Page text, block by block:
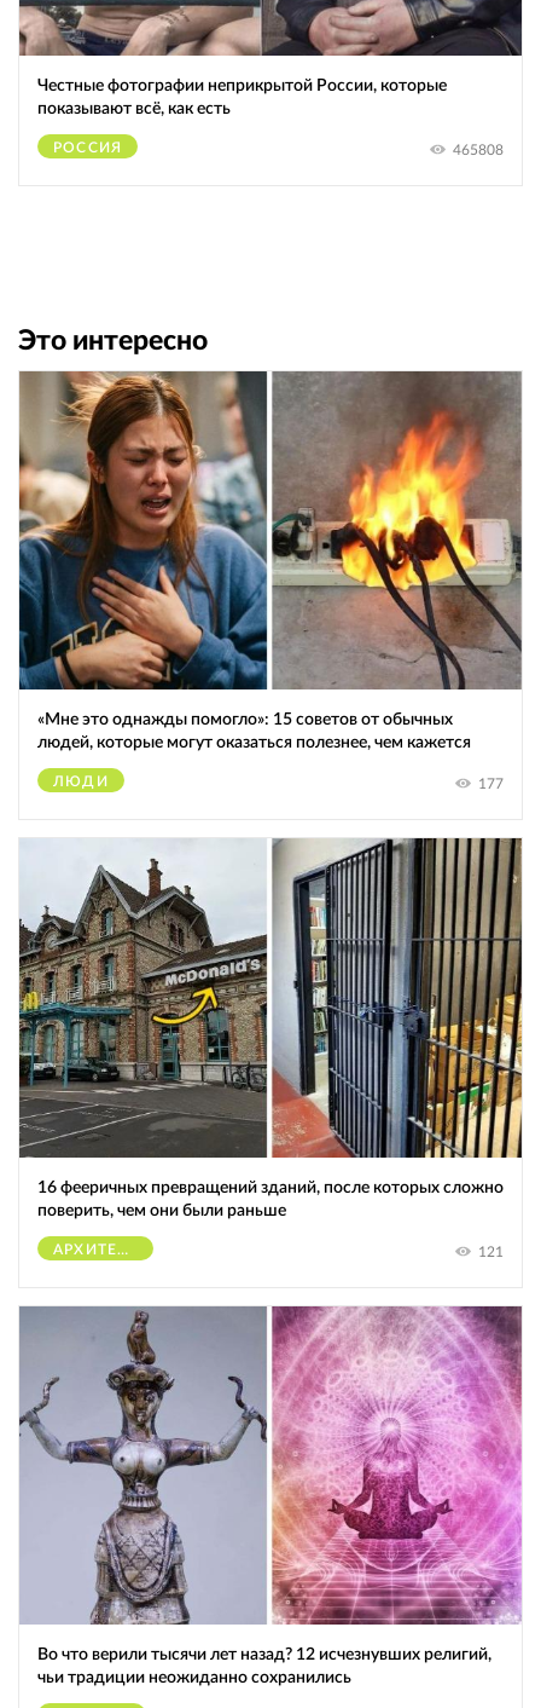
Честные фотографии неприкрытой России, которые
показывают всё, как есть
РОССИЯ 465808
Это интересно
«Мне это однажды помогло»: 15 советов от обычных
людей, которые могут оказаться полезнее, чем кажется
ЛЮДИ 177
16 фееричных превращений зданий, после которых сложно
поверить, чем они были раньше
АРХИТЕКТУРА 121
Во что верили тысячи лет назад? 12 исчезнувших религий,
чьи традиции неожиданно сохранились